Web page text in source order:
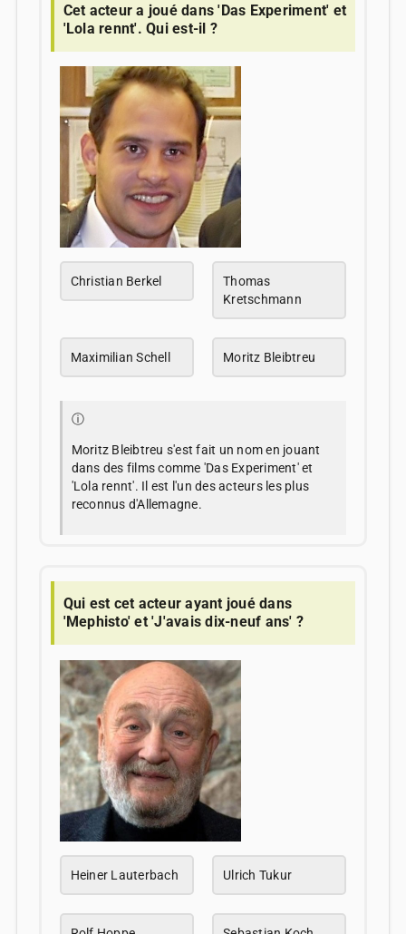
Cet acteur a joué dans 'Das Experiment' et
'Lola rennt'. Qui est-il ?
Christian Berkel
Thomas
Kretschmann
Maximilian Schell Moritz Bleibtreu
ⓘ
Moritz Bleibtreu s'est fait un nom en jouant
dans des films comme 'Das Experiment' et
'Lola rennt'. Il est l'un des acteurs les plus
reconnus d'Allemagne.
Qui est cet acteur ayant joué dans
'Mephisto' et 'J'avais dix-neuf ans' ?
Heiner Lauterbach Ulrich Tukur